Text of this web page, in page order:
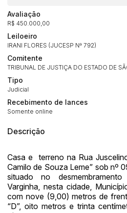
Avaliação
R$ 450.000,00
Leiloeiro
IRANI FLORES (JUCESP Nª 792)
Comitente
TRIBUNAL DE JUSTIÇA DO ESTADO DE
Tipo
Judicial
Recebimento de lances
Somente online
Descrição
Casa e terreno na Rua
Camilo de Souza Leme” sob nº
situado no
Varginha, nesta cidade,
com nove (9,00) metros de
“D”, oito metros e trinta